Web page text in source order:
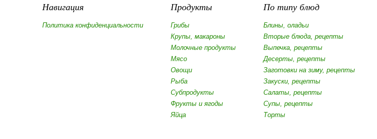
Навигация
Политика конфиденциальности
Продукты
Грибы
Крупы, макароны
Молочные продукты
Мясо
Овощи
Рыба
Субпродукты
Фрукты и ягоды
Яйца
По типу блюд
Блины, оладьи
Вторые блюда, рецепты
Выпечка, рецепты
Десерты, рецепты
Заготовки на зиму, рецепты
Закуски, рецепты
Салаты, рецепты
Супы, рецепты
Торты